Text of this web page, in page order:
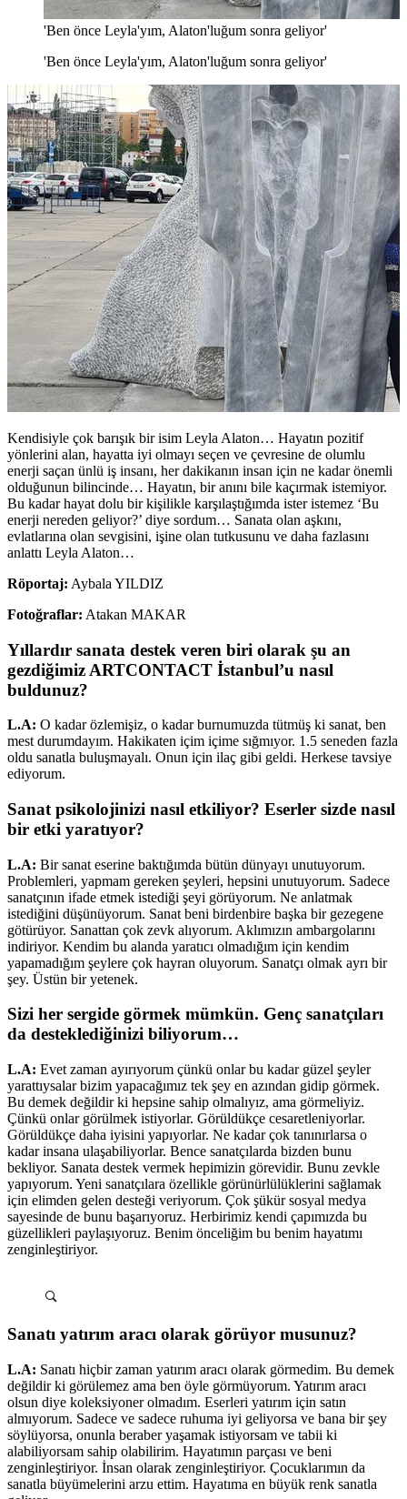
'Ben önce Leyla'yım, Alaton'luğum sonra geliyor'
'Ben önce Leyla'yım, Alaton'luğum sonra geliyor'
Kendisiyle çok barışık bir isim Leyla Alaton… Hayatın pozitif
yönlerini alan, hayatta iyi olmayı seçen ve çevresine de olumlu
enerji saçan ünlü iş insanı, her dakikanın insan için ne kadar önemli
olduğunun bilincinde… Hayatın, bir anını bile kaçırmak istemiyor.
Bu kadar hayat dolu bir kişilikle karşılaştığımda ister istemez ‘Bu
enerji nereden geliyor?’ diye sordum… Sanata olan aşkını,
evlatlarına olan sevgisini, işine olan tutkusunu ve daha fazlasını
anlattı Leyla Alaton…
Röportaj: Aybala YILDIZ
Fotoğraflar: Atakan MAKAR
Yıllardır sanata destek veren biri olarak şu an
gezdiğimiz ARTCONTACT İstanbul’u nasıl
buldunuz?
L.A: O kadar özlemişiz, o kadar burnumuzda tütmüş ki sanat, ben
mest durumdayım. Hakikaten içim içime sığmıyor. 1.5 seneden fazla
oldu sanatla buluşmayalı. Onun için ilaç gibi geldi. Herkese tavsiye
ediyorum.
Sanat psikolojinizi nasıl etkiliyor? Eserler sizde nasıl
bir etki yaratıyor?
L.A: Bir sanat eserine baktığımda bütün dünyayı unutuyorum.
Problemleri, yapmam gereken şeyleri, hepsini unutuyorum. Sadece
sanatçının ifade etmek istediği şeyi görüyorum. Ne anlatmak
istediğini düşünüyorum. Sanat beni birdenbire başka bir gezegene
götürüyor. Sanattan çok zevk alıyorum. Aklımızın ambargolarını
indiriyor. Kendim bu alanda yaratıcı olmadığım için kendim
yapamadığım şeylere çok hayran oluyorum. Sanatçı olmak ayrı bir
şey. Üstün bir yetenek.
Sizi her sergide görmek mümkün. Genç sanatçıları
da desteklediğinizi biliyorum…
L.A: Evet zaman ayırıyorum çünkü onlar bu kadar güzel şeyler
yarattıysalar bizim yapacağımız tek şey en azından gidip görmek.
Bu demek değildir ki hepsine sahip olmalıyız, ama görmeliyiz.
Çünkü onlar görülmek istiyorlar. Görüldükçe cesaretleniyorlar.
Görüldükçe daha iyisini yapıyorlar. Ne kadar çok tanınırlarsa o
kadar insana ulaşabiliyorlar. Bence sanatçılarda bizden bunu
bekliyor. Sanata destek vermek hepimizin görevidir. Bunu zevkle
yapıyorum. Yeni sanatçılara özellikle görünürlülüklerini sağlamak
için elimden gelen desteği veriyorum. Çok şükür sosyal medya
sayesinde de bunu başarıyoruz. Herbirimiz kendi çapımızda bu
güzellikleri paylaşıyoruz. Benim önceliğim bu benim hayatımı
zenginleştiriyor.
Sanatı yatırım aracı olarak görüyor musunuz?
L.A: Sanatı hiçbir zaman yatırım aracı olarak görmedim. Bu demek
değildir ki görülemez ama ben öyle görmüyorum. Yatırım aracı
olsun diye koleksiyoner olmadım. Eserleri yatırım için satın
almıyorum. Sadece ve sadece ruhuma iyi geliyorsa ve bana bir şey
söylüyorsa, onunla beraber yaşamak istiyorsam ve tabii ki
alabiliyorsam sahip olabilirim. Hayatımın parçası ve beni
zenginleştiriyor. İnsan olarak zenginleştiriyor. Çocuklarımın da
sanatla büyümelerini arzu ettim. Hayatıma en büyük renk sanatla